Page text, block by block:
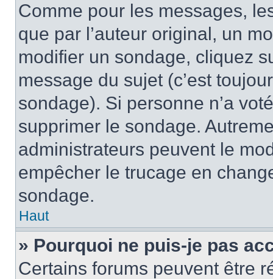
Comme pour les messages,
que par l’auteur original, un
modifier un sondage, cliquez
message du sujet (c’est
sondage). Si personne n’a
supprimer le sondage.
administrateurs peuvent le
empêcher le trucage en
sondage.
Haut
» Pourquoi ne puis-je pas
Certains forums peuvent être